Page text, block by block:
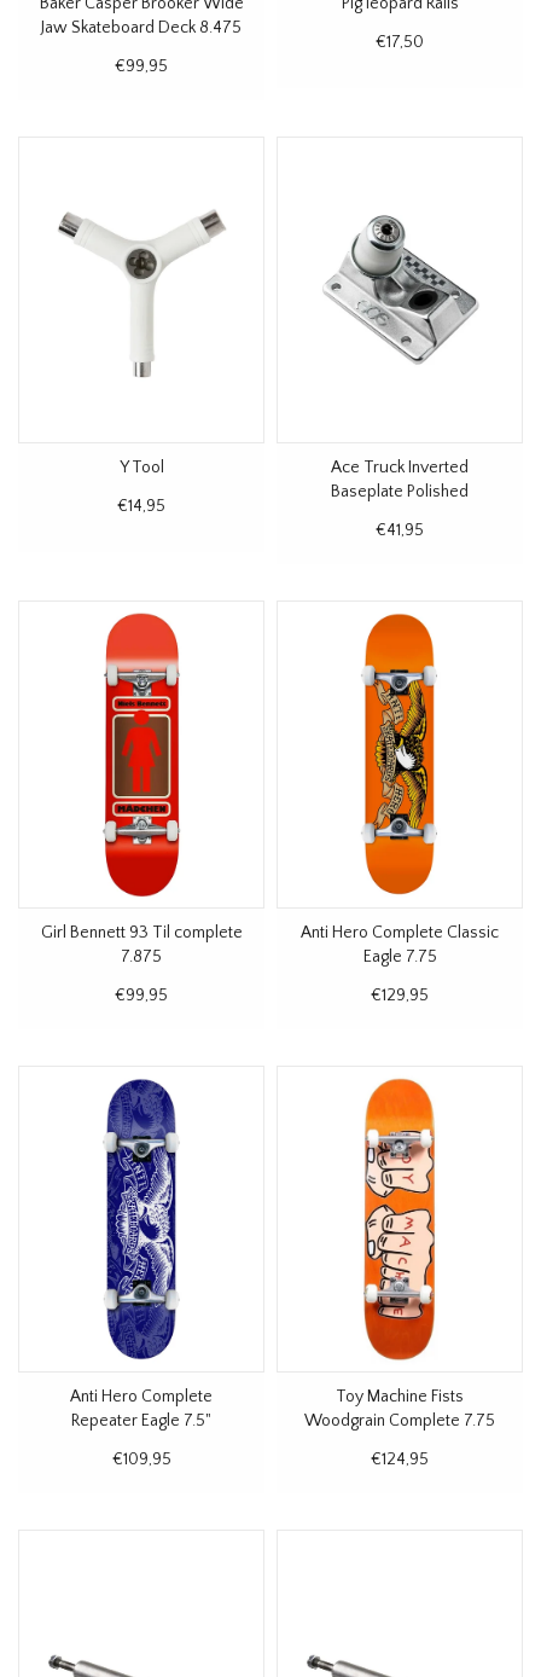
Jaw Skateboard Deck 8.475
€99,95
€17,50
Y Tool
€14,95
Ace Truck Inverted
Baseplate Polished
€41,95
Girl Bennett 93 Til complete
7.875
€99,95
Anti Hero Complete Classic
Eagle 7.75
€129,95
Anti Hero Complete
Repeater Eagle 7.5"
€109,95
Toy Machine Fists
Woodgrain Complete 7.75
€124,95